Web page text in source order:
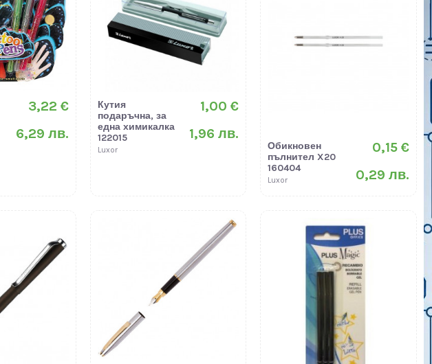
3,22 €
6,29 лв.
Кутия
подаръчна, за
една химикалка
122015
Luxor
1,00 €
1,96 лв.
Обикновен
пълнител X20
160404
Luxor
0,15 €
0,29 лв.